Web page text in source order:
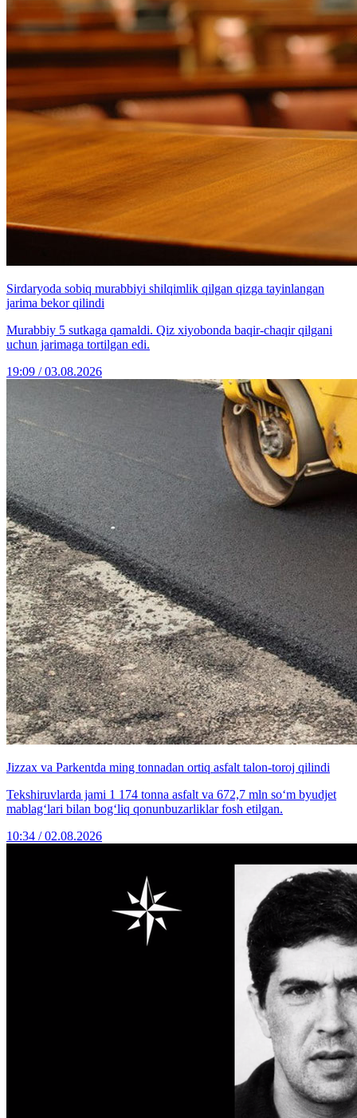
Sirdaryoda sobiq murabbiyi shilqimlik qilgan qizga tayinlangan
jarima bekor qilindi
Murabbiy 5 sutkaga qamaldi. Qiz xiyobonda baqir-chaqir qilgani
uchun jarimaga tortilgan edi.
19:09 / 03.08.2026
Jizzax va Parkentda ming tonnadan ortiq asfalt talon-toroj qilindi
Tekshiruvlarda jami 1 174 tonna asfalt va 672,7 mln so‘m byudjet
mablag‘lari bilan bog‘liq qonunbuzarliklar fosh etilgan.
10:34 / 02.08.2026